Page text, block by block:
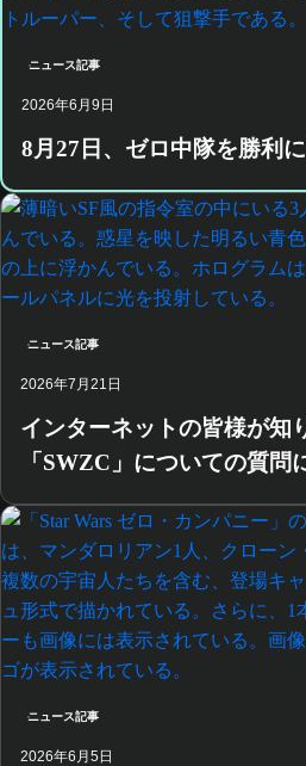
ニュース記事
2026年6月9日
8月27日、ゼロ中隊を勝利
ニュース記事
2026年7月21日
インターネットの皆様が知
「SWZC」についての質問
ニュース記事
2026年6月5日